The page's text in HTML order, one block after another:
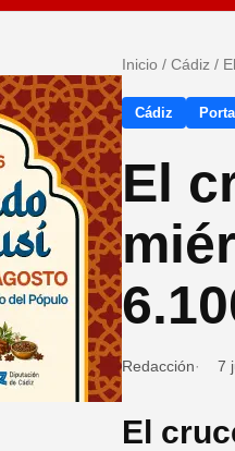
Inicio / Cádiz /
Cádiz
El
Redacción 7
El